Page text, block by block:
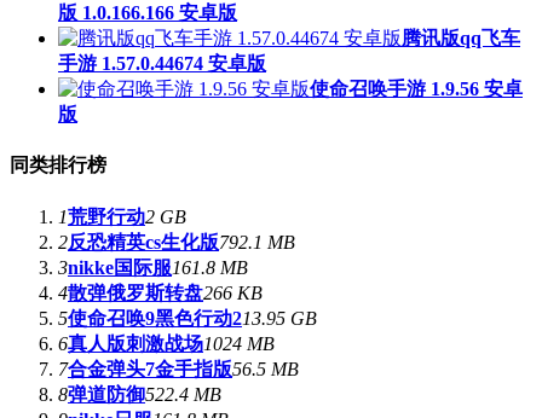
版 1.0.166.166 安卓版
腾讯版qq飞车
手游 1.57.0.44674 安卓版
使命召唤手游 1.9.56 安卓
版
同类排行榜
1荒野行动2 GB
2反恐精英cs生化版792.1 MB
3nikke国际服161.8 MB
4散弹俄罗斯转盘266 KB
5使命召唤9黑色行动213.95 GB
6真人版刺激战场1024 MB
7合金弹头7金手指版56.5 MB
8弹道防御522.4 MB